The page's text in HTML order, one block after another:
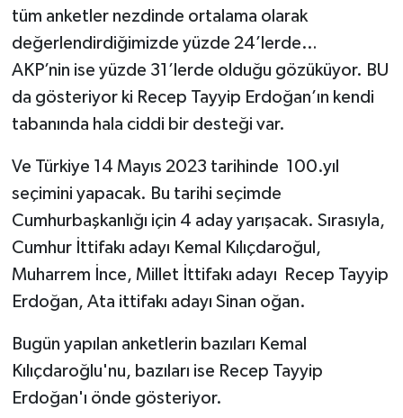
tüm anketler nezdinde ortalama olarak
değerlendirdiğimizde yüzde 24’lerde…
AKP’nin ise yüzde 31’lerde olduğu gözüküyor. BU
da gösteriyor ki Recep Tayyip Erdoğan’ın kendi
tabanında hala ciddi bir desteği var.
Ve Türkiye 14 Mayıs 2023 tarihinde 100.yıl
seçimini yapacak. Bu tarihi seçimde
Cumhurbaşkanlığı için 4 aday yarışacak. Sırasıyla,
Cumhur İttifakı adayı Kemal Kılıçdaroğul,
Muharrem İnce, Millet İttifakı adayı Recep Tayyip
Erdoğan, Ata ittifakı adayı Sinan oğan.
Bugün yapılan anketlerin bazıları Kemal
Kılıçdaroğlu'nu, bazıları ise Recep Tayyip
Erdoğan'ı önde gösteriyor.